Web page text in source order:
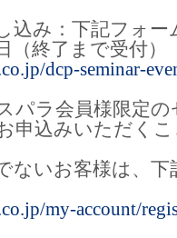
込み：下記フォー
（終了まで受付）
dcp-seminar-
パラ会員様限定
申込みいただく
ないお客様は、
my-account/